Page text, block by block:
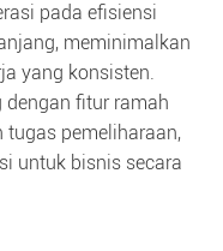
pada efisiensi
meminimalkan
yang konsisten.
dengan fitur ramah
tugas pemeliharaan,
untuk bisnis secara